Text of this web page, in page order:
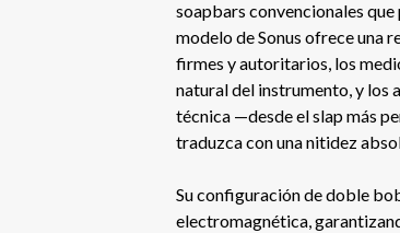
soapbars convencionales
modelo de Sonus ofrece una
firmes y autoritarios, los
natural del instrumento, y los
técnica —desde el slap más
traduzca con una nitidez
Su configuración de doble
electromagnética,